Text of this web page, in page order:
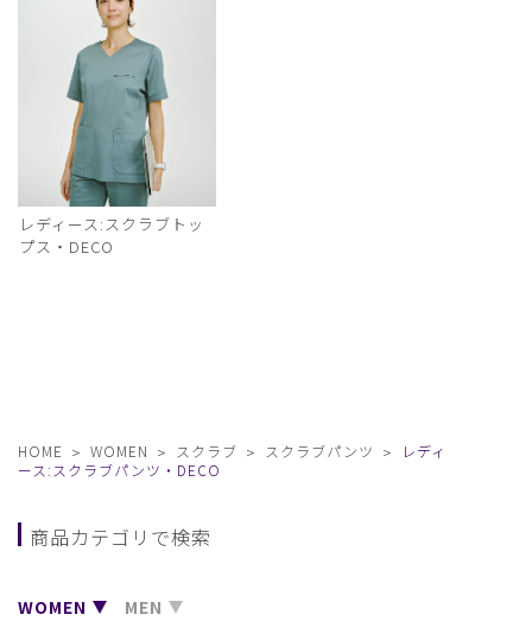
レディース:スクラブトッ
プス・DECO
HOME WOMEN スクラブ スクラブパンツ
レディ
ース:スクラブパンツ・DECO
商品カテゴリで検索
WOMEN MEN